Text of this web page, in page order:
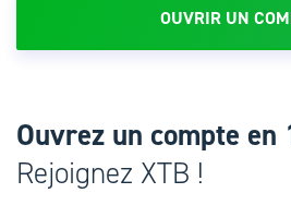
OUVRIR UN
Ouvrez un compte en
Rejoignez XTB !